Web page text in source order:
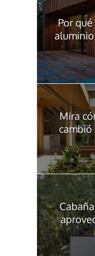
Por
Mira